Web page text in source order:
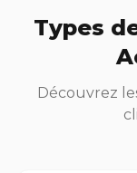
Types
Découvrez